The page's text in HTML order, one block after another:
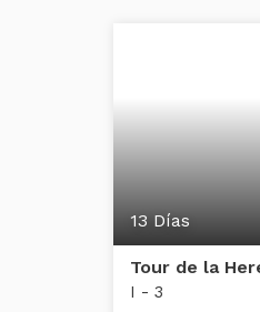
13 Días
Tour de la
I - 3